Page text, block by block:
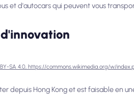
et d'autocars qui peuvent vous
SA 4.0, https://commons.wikimedia.org/w/
depuis Hong Kong et est faisable en